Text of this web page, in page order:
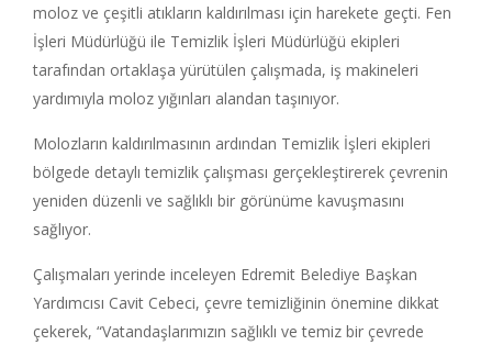
moloz ve çeşitli atıkların kaldırılması için harekete geçti. Fen
İşleri Müdürlüğü ile Temizlik İşleri Müdürlüğü ekipleri
tarafından ortaklaşa yürütülen çalışmada, iş makineleri
yardımıyla moloz yığınları alandan taşınıyor.
Molozların kaldırılmasının ardından Temizlik İşleri ekipleri
bölgede detaylı temizlik çalışması gerçekleştirerek çevrenin
yeniden düzenli ve sağlıklı bir görünüme kavuşmasını
sağlıyor.
Çalışmaları yerinde inceleyen Edremit Belediye Başkan
Yardımcısı Cavit Cebeci, çevre temizliğinin önemine dikkat
çekerek, “Vatandaşlarımızın sağlıklı ve temiz bir çevrede